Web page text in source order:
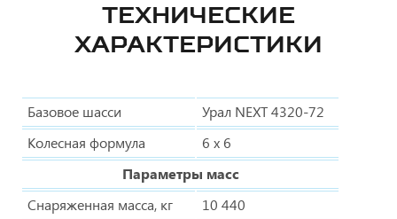
ТЕХНИЧЕСКИЕ
ХАРАКТЕРИСТИКИ
Базовое шасси
Урал NEXT 4320-72
Колесная формула
6 х 6
Параметры масс
Снаряженная масса, кг
10 440